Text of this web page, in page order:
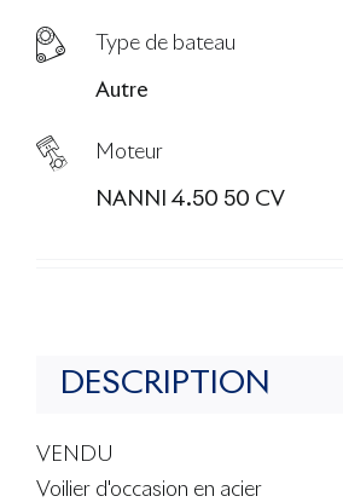
Type de bateau
Autre
Moteur
NANNI 4.50 50 CV
DESCRIPTION
VENDU
Voilier d'occasion en acier